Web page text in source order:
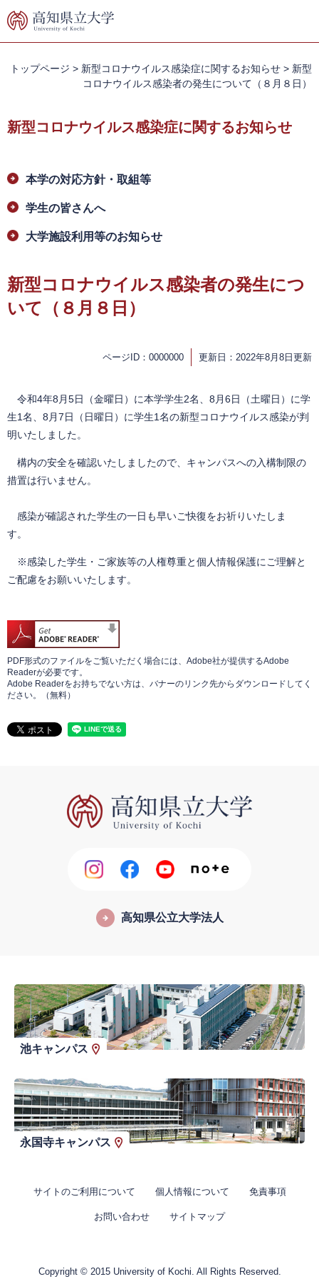
ー
ニ
て
へ
トップページ > 新型コロナウイルス感染症に関するお知らせ > 新型
コロナウイルス感染者の発生について（８月８日）
新型コロナウイルス感染症に関するお知らせ
文
本学の対応方針・取組等
学生の皆さんへ
大学施設利用等のお知らせ
新型コロナウイルス感染者の発生につ
いて（８月８日）
ページID：0000000 更新日：2022年8月8日更新
令和4年8月5日（金曜日）に本学学生2名、8月6日（土曜日）に学
生1名、8月7日（日曜日）に学生1名の新型コロナウイルス感染が判
明いたしました。
構内の安全を確認いたしましたので、キャンパスへの入構制限の
措置は行いません。
感染が確認された学生の一日も早いご快復をお祈りいたしま
す。
※感染した学生・ご家族等の人権尊重と個人情報保護にご理解と
ご配慮をお願いいたします。
PDF形式のファイルをご覧いただく場合には、Adobe社が提供するAdobe
Readerが必要です。
Adobe Readerをお持ちでない方は、バナーのリンク先からダウンロードしてく
ださい。（無料）
高知県公立大学法人
池キャンパス
永国寺キャンパス
サイトのご利用について 個人情報について 免責事項
お問い合わせ サイトマップ
Copyright © 2015 University of Kochi. All Rights Reserved.